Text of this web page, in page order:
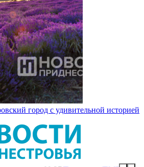
город с удивительной историей